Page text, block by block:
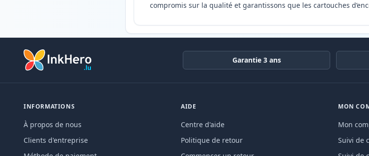
compromis sur la qualité et garantissons que les cartouches
Garantie 3 ans
INFORMATIONS
À propos de nous
Clients d'entreprise
AIDE
Centre d'aide
Politique de retour
MON
Mon
Suivi de